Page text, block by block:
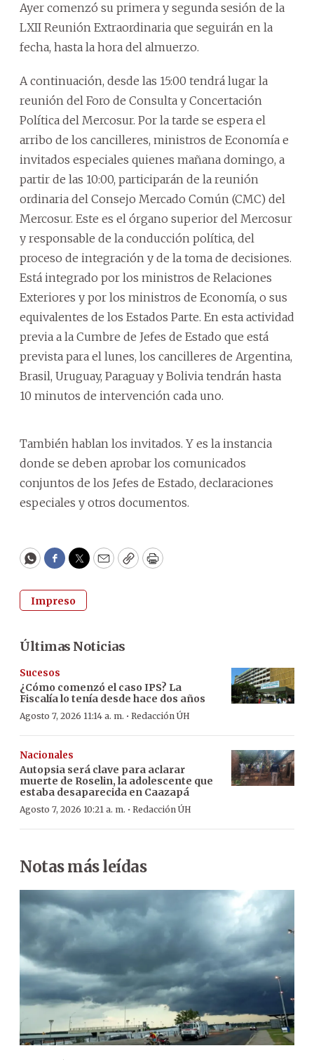
Ayer comenzó su primera y segunda sesión de la
LXII Reunión Extraordinaria que seguirán en la
fecha, hasta la hora del almuerzo.
A continuación, desde las 15:00 tendrá lugar la
reunión del Foro de Consulta y Concertación
Política del Mercosur. Por la tarde se espera el
arribo de los cancilleres, ministros de Economía e
invitados especiales quienes mañana domingo, a
partir de las 10:00, participarán de la reunión
ordinaria del Consejo Mercado Común (CMC) del
Mercosur. Este es el órgano superior del Mercosur
y responsable de la conducción política, del
proceso de integración y de la toma de decisiones.
Está integrado por los ministros de Relaciones
Exteriores y por los ministros de Economía, o sus
equivalentes de los Estados Parte. En esta actividad
previa a la Cumbre de Jefes de Estado que está
prevista para el lunes, los cancilleres de Argentina,
Brasil, Uruguay, Paraguay y Bolivia tendrán hasta
10 minutos de intervención cada uno.
También hablan los invitados. Y es la instancia
donde se deben aprobar los comunicados
conjuntos de los Jefes de Estado, declaraciones
especiales y otros documentos.
WhatsApp
Facebook
Twitter
EmailCopyPrint
Impreso
Últimas Noticias
Sucesos
¿Cómo comenzó el caso IPS? La
Fiscalía lo tenía desde hace dos años
Agosto 7, 2026 11:14 a. m. · Redacción ÚH
Nacionales
Autopsia será clave para aclarar
muerte de Roselin, la adolescente que
estaba desaparecida en Caazapá
Agosto 7, 2026 10:21 a. m. · Redacción ÚH
Notas más leídas